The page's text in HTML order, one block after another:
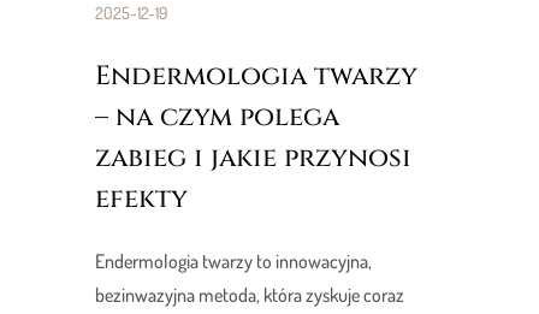
2025-12-19
Endermologia twarzy
– na czym polega
zabieg i jakie przynosi
efekty
Endermologia twarzy to innowacyjna,
bezinwazyjna metoda, która zyskuje coraz